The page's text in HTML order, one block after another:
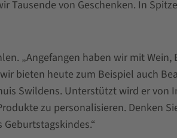
Tausende von Geschenken. In
„Angefangen haben wir mit
bieten heute zum Beispiel auch
Swildens. Unterstützt wird er von
zu personalisieren. Denken